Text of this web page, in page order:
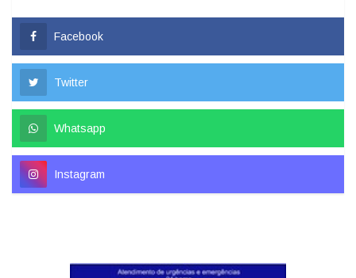
Facebook
Twitter
Whatsapp
Instagram